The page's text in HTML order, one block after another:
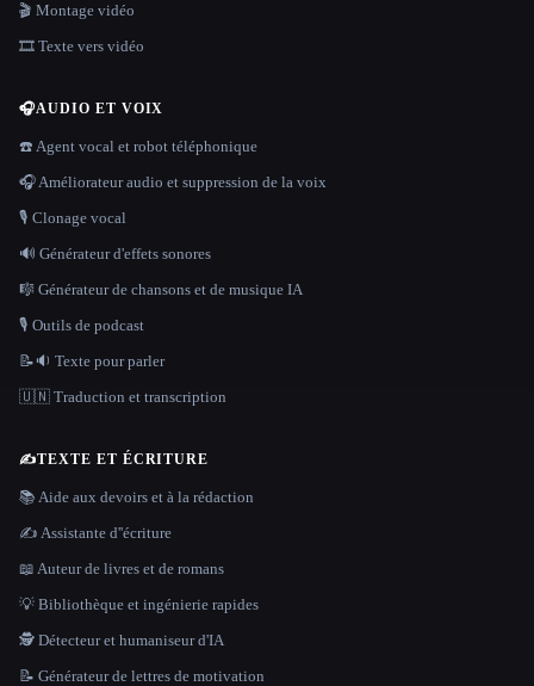
🎬 Montage vidéo
🎞️ Texte vers vidéo
🎧AUDIO ET VOIX
☎️ Agent vocal et robot téléphonique
🎧 Améliorateur audio et suppression de la voix
🎙️ Clonage vocal
🔊 Générateur d'effets sonores
🎼 Générateur de chansons et de musique IA
🎙️ Outils de podcast
📝🔉 Texte pour parler
🇺🇳 Traduction et transcription
✍️TEXTE ET ÉCRITURE
📚 Aide aux devoirs et à la rédaction
✍️ Assistante d''écriture
📖 Auteur de livres et de romans
💡 Bibliothèque et ingénierie rapides
🕵️ Détecteur et humaniseur d'IA
📝 Générateur de lettres de motivation